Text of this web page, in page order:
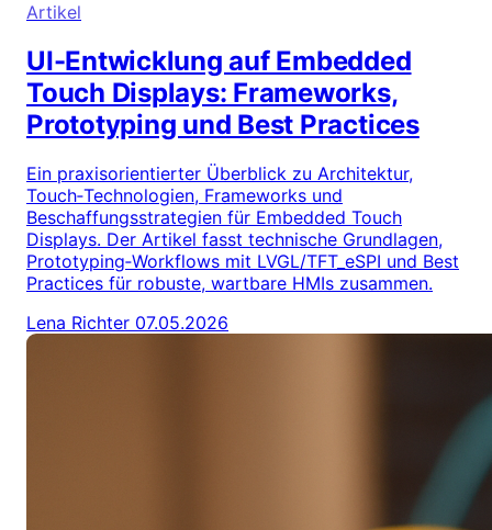
Artikel
UI-Entwicklung auf Embedded
Touch Displays: Frameworks,
Prototyping und Best Practices
Ein praxisorientierter Überblick zu Architektur,
Touch‑Technologien, Frameworks und
Beschaffungsstrategien für Embedded Touch
Displays. Der Artikel fasst technische Grundlagen,
Prototyping‑Workflows mit LVGL/TFT_eSPI und Best
Practices für robuste, wartbare HMIs zusammen.
Lena Richter 07.05.2026